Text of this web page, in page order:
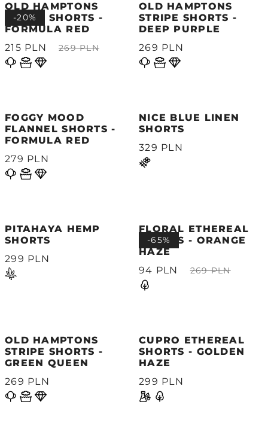
OLD HAMPTONS
STRIPE SHORTS -
FORMULA RED
215 PLN
269 PLN
-20%
OLD HAMPTONS
STRIPE SHORTS -
DEEP PURPLE
269 PLN
FOGGY MOOD
FLANNEL SHORTS -
FORMULA RED
279 PLN
NICE BLUE LINEN
SHORTS
329 PLN
PITAHAYA HEMP
SHORTS
299 PLN
FLORAL ETHEREAL
SHORTS - ORANGE
HAZE
94 PLN
269 PLN
-65%
OLD HAMPTONS
STRIPE SHORTS -
GREEN QUEEN
269 PLN
CUPRO ETHEREAL
SHORTS - GOLDEN
HAZE
299 PLN